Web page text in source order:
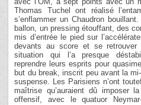
Thomas Tuchel ont réalisé
s’enflammer un Chaudron
ballon, un pressing étouffant, des
mis d’entrée le pied sur
devants au score et se retrouver
situation qui l’a presque
reprendre leurs esprits pour
but du break, inscrit peu avant la
suspense. Les Parisiens n’ont
maîtrise qu’auraient dû imposer
offensif, avec le quatuor